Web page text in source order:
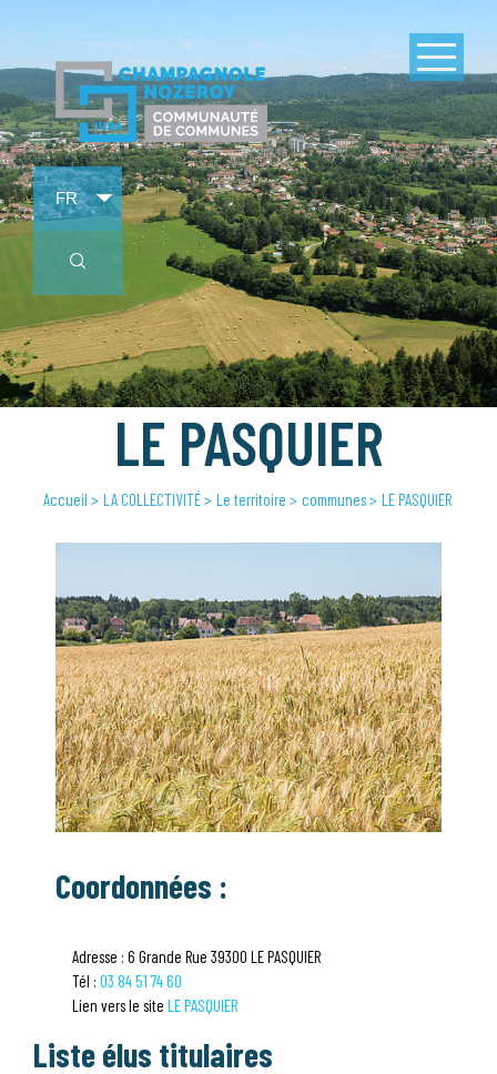
LE PASQUIER
Accueil LA COLLECTIVITÉ Le territoire communes LE PASQUIER
Coordonnées :
Adresse : 6 Grande Rue 39300 LE PASQUIER
Tél : 03 84 51 74 60
Lien vers le site LE PASQUIER
Liste élus titulaires